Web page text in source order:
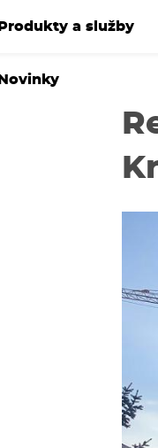
Produkty a služby
Novinky